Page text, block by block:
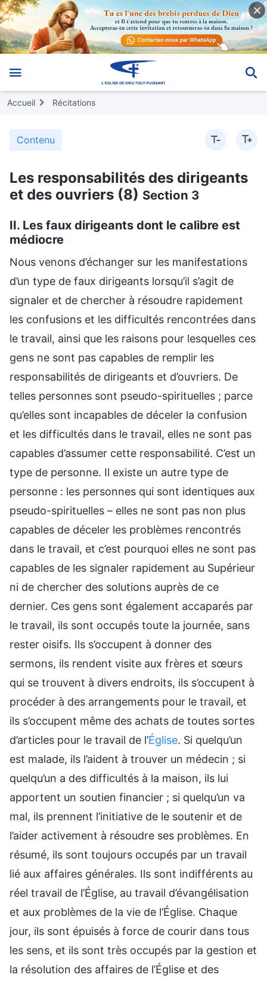
Accueil Récitations
Contenu
Les responsabilités des dirigeants
et des ouvriers (8) Section 3
II. Les faux dirigeants dont le calibre est
médiocre
Nous venons d’échanger sur les manifestations
d’un type de faux dirigeants lorsqu’il s’agit de
signaler et de chercher à résoudre rapidement
les confusions et les difficultés rencontrées dans
le travail, ainsi que les raisons pour lesquelles ces
gens ne sont pas capables de remplir les
responsabilités de dirigeants et d’ouvriers. De
telles personnes sont pseudo-spirituelles ; parce
qu’elles sont incapables de déceler la confusion
et les difficultés dans le travail, elles ne sont pas
capables d’assumer cette responsabilité. C’est un
type de personne. Il existe un autre type de
personne : les personnes qui sont identiques aux
pseudo-spirituelles – elles ne sont pas non plus
capables de déceler les problèmes rencontrés
dans le travail, et c’est pourquoi elles ne sont pas
capables de les signaler rapidement au Supérieur
ni de chercher des solutions auprès de ce
dernier. Ces gens sont également accaparés par
le travail, ils sont occupés toute la journée, sans
rester oisifs. Ils s’occupent à donner des
sermons, ils rendent visite aux frères et sœurs
qui se trouvent à divers endroits, ils s’occupent à
procéder à des arrangements pour le travail, et
ils s’occupent même des achats de toutes sortes
d’articles pour le travail de l’Église. Si quelqu’un
est malade, ils l’aident à trouver un médecin ; si
quelqu’un a des difficultés à la maison, ils lui
apportent un soutien financier ; si quelqu’un va
mal, ils prennent l’initiative de le soutenir et de
l’aider activement à résoudre ses problèmes. En
résumé, ils sont toujours occupés par un travail
lié aux affaires générales. Ils sont indifférents au
réel travail de l’Église, au travail d’évangélisation
et aux problèmes de la vie de l’Église. Chaque
jour, ils sont épuisés à force de courir dans tous
les sens, et ils sont très occupés par la gestion et
la résolution des affaires de l’Église et des